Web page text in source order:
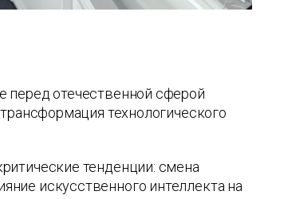
перед отечественной сферой
технологического
тенденции: смена
искусственного интеллекта на